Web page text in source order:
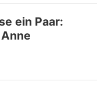
ein Paar: